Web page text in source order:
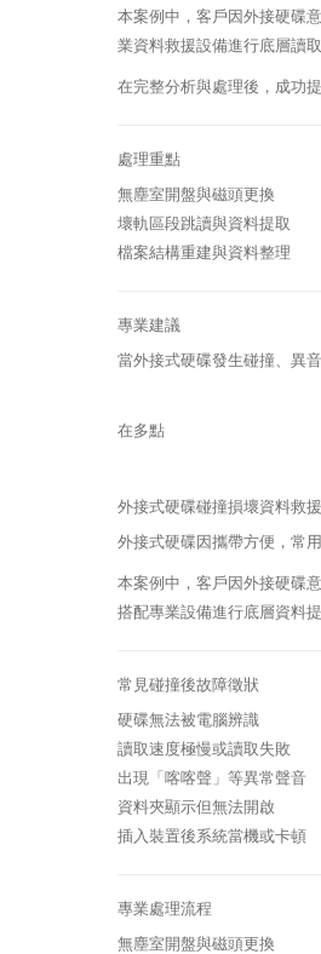
本案例中，客戶因外接硬碟
業資料救援設備進行底層讀取
在完整分析與處理後，成功
處理重點
無塵室開盤與磁頭更換
壞軌區段跳讀與資料提取
檔案結構重建與資料整理
專業建議
當外接式硬碟發生碰撞、異
在多點
外接式硬碟碰撞損壞資料救
外接式硬碟因攜帶方便，常
本案例中，客戶因外接硬碟
搭配專業設備進行底層資料
常見碰撞後故障徵狀
硬碟無法被電腦辨識
讀取速度極慢或讀取失敗
出現「喀喀聲」等異常聲音
資料夾顯示但無法開啟
插入裝置後系統當機或卡頓
專業處理流程
無塵室開盤與磁頭更換